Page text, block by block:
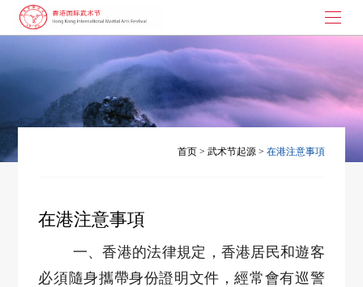
首页
武术节起源
大枪拼刺
演讲与书画
首页 > 武术节起源 > 在港注意事項
在港注意事項
一、香港的法律規定，香港居民和遊客
必須隨身攜帶身份證明文件，經常會有巡警